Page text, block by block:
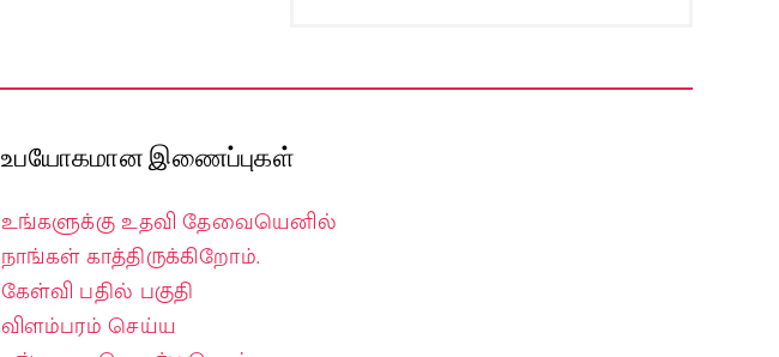
உபயோகமான இணைப்புகள்
உங்களுக்கு உதவி தேவையெனில்
நாங்கள் காத்திருக்கிறோம்.
கேள்வி பதில் பகுதி
விளம்பரம் செய்ய